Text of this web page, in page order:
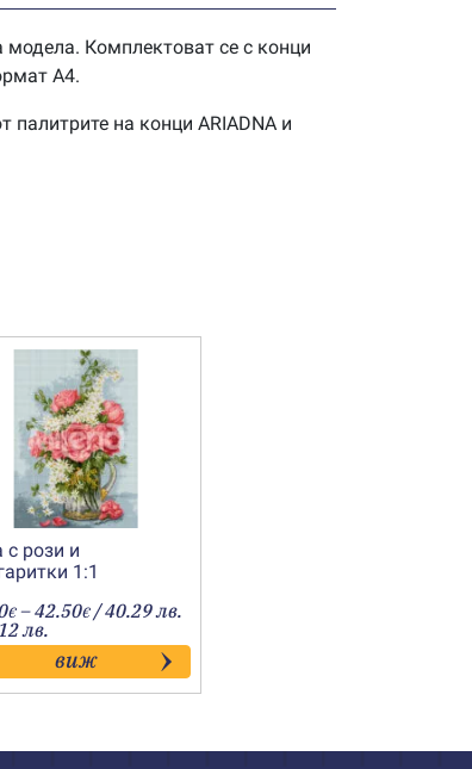
модела. Комплектоват се с конци
А4.
на конци ARIADNA и
с рози и
1:1
€ –42.50€Price
range:
20.60€
through
42.50€
/ 40.29 лв.
лв.
виж